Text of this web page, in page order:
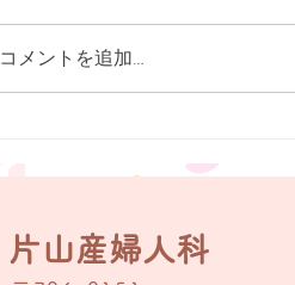
オンライン予約を開始致しまし
た。ビタミンC点滴は２日前ま
で、産後ケアは３日前までの予約
コメントを追加…
片山産婦人科